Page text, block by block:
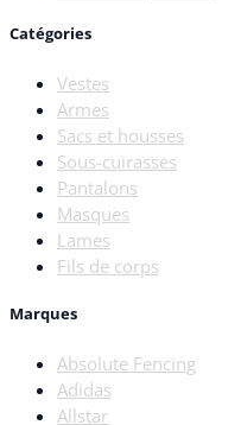
Catégories
Vestes
Armes
Sacs et housses
Sous-cuirasses
Pantalons
Masques
Lames
Fils de corps
Marques
Absolute Fencing
Adidas
Allstar